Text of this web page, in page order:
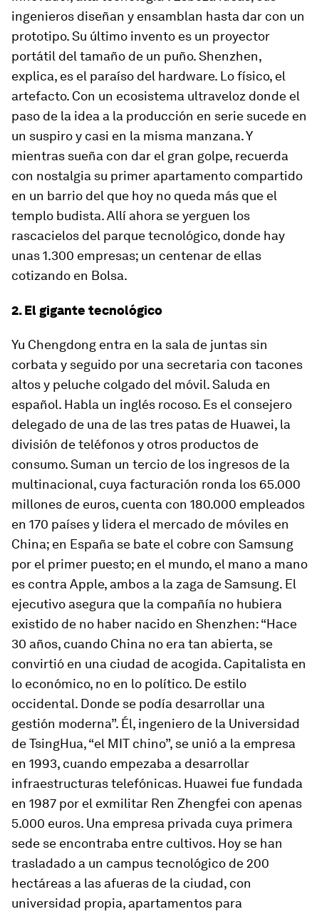
ingenieros diseñan y ensamblan hasta dar con un
prototipo. Su último invento es un proyector
portátil del tamaño de un puño. Shenzhen,
explica, es el paraíso del hardware. Lo físico, el
artefacto. Con un ecosistema ultraveloz donde el
paso de la idea a la producción en serie sucede en
un suspiro y casi en la misma manzana. Y
mientras sueña con dar el gran golpe, recuerda
con nostalgia su primer apartamento compartido
en un barrio del que hoy no queda más que el
templo budista. Allí ahora se yerguen los
rascacielos del parque tecnológico, donde hay
unas 1.300 empresas; un centenar de ellas
cotizando en Bolsa.
2. El gigante tecnológico
Yu Chengdong entra en la sala de juntas sin
corbata y seguido por una secretaria con tacones
altos y peluche colgado del móvil. Saluda en
español. Habla un inglés rocoso. Es el consejero
delegado de una de las tres patas de Huawei, la
división de teléfonos y otros productos de
consumo. Suman un tercio de los ingresos de la
multinacional, cuya facturación ronda los 65.000
millones de euros, cuenta con 180.000 empleados
en 170 países y lidera el mercado de móviles en
China; en España se bate el cobre con Samsung
por el primer puesto; en el mundo, el mano a mano
es contra Apple, ambos a la zaga de Samsung. El
ejecutivo asegura que la compañía no hubiera
existido de no haber nacido en Shenzhen: “Hace
30 años, cuando China no era tan abierta, se
convirtió en una ciudad de acogida. Capitalista en
lo económico, no en lo político. De estilo
occidental. Donde se podía desarrollar una
gestión moderna”. Él, ingeniero de la Universidad
de TsingHua, “el MIT chino”, se unió a la empresa
en 1993, cuando empezaba a desarrollar
infraestructuras telefónicas. Huawei fue fundada
en 1987 por el exmilitar Ren Zhengfei con apenas
5.000 euros. Una empresa privada cuya primera
sede se encontraba entre cultivos. Hoy se han
trasladado a un campus tecnológico de 200
hectáreas a las afueras de la ciudad, con
universidad propia, apartamentos para